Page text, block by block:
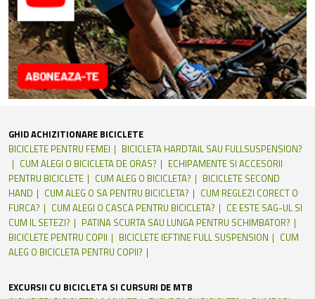
GHID ACHIZITIONARE BICICLETE
BICICLETE PENTRU FEMEI
BICICLETA HARDTAIL SAU FULLSUSPENSION?
CUM ALEGI O BICICLETA DE ORAS?
ECHIPAMENTE SI ACCESORII
PENTRU BICICLETE
CUM ALEG O BICICLETA?
BICICLETE SECOND
HAND
CUM ALEG O SA PENTRU BICICLETA?
CUM REGLEZI CORECT O
FURCA?
CUM ALEGI O CASCA PENTRU BICICLETA?
CE ESTE SAG-UL SI
CUM IL SETEZI?
PATINA SCURTA SAU LUNGA PENTRU SCHIMBATOR?
BICICLETE PENTRU COPII
BICICLETE IEFTINE FULL SUSPENSION
CUM
ALEG O BICICLETA PENTRU COPII?
EXCURSII CU BICICLETA SI CURSURI DE MTB